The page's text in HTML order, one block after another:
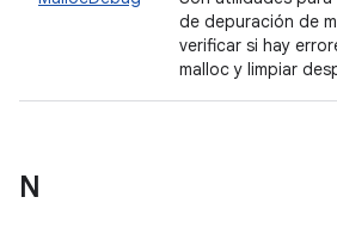
de depuración de
verificar si hay
malloc y limpiar
N